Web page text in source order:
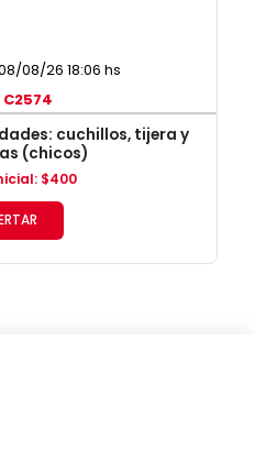
08/26 18:06 hs
cuchillos, tijera y
(chicos)
: $400